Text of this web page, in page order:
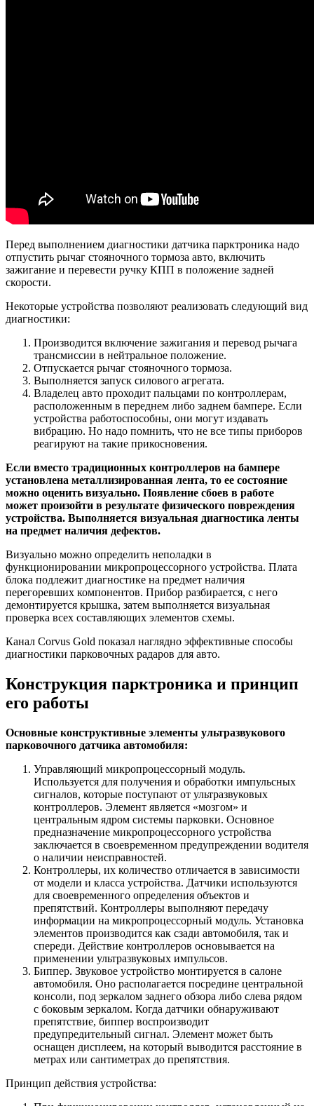
Перед выполнением диагностики датчика парктроника надо
отпустить рычаг стояночного тормоза авто, включить
зажигание и перевести ручку КПП в положение задней
скорости.
Некоторые устройства позволяют реализовать следующий вид
диагностики:
Производится включение зажигания и перевод рычага
трансмиссии в нейтральное положение.
Отпускается рычаг стояночного тормоза.
Выполняется запуск силового агрегата.
Владелец авто проходит пальцами по контроллерам,
расположенным в переднем либо заднем бампере. Если
устройства работоспособны, они могут издавать
вибрацию. Но надо помнить, что не все типы приборов
реагируют на такие прикосновения.
Если вместо традиционных контроллеров на бампере
установлена металлизированная лента, то ее состояние
можно оценить визуально. Появление сбоев в работе
может произойти в результате физического повреждения
устройства. Выполняется визуальная диагностика ленты
на предмет наличия дефектов.
Визуально можно определить неполадки в
функционировании микропроцессорного устройства. Плата
блока подлежит диагностике на предмет наличия
перегоревших компонентов. Прибор разбирается, с него
демонтируется крышка, затем выполняется визуальная
проверка всех составляющих элементов схемы.
Канал Corvus Gold показал наглядно эффективные способы
диагностики парковочных радаров для авто.
Конструкция парктроника и принцип
его работы
Основные конструктивные элементы ультразвукового
парковочного датчика автомобиля:
Управляющий микропроцессорный модуль.
Используется для получения и обработки импульсных
сигналов, которые поступают от ультразвуковых
контроллеров. Элемент является «мозгом» и
центральным ядром системы парковки. Основное
предназначение микропроцессорного устройства
заключается в своевременном предупреждении водителя
о наличии неисправностей.
Контроллеры, их количество отличается в зависимости
от модели и класса устройства. Датчики используются
для своевременного определения объектов и
препятствий. Контроллеры выполняют передачу
информации на микропроцессорный модуль. Установка
элементов производится как сзади автомобиля, так и
спереди. Действие контроллеров основывается на
применении ультразвуковых импульсов.
Биппер. Звуковое устройство монтируется в салоне
автомобиля. Оно располагается посредине центральной
консоли, под зеркалом заднего обзора либо слева рядом
с боковым зеркалом. Когда датчики обнаруживают
препятствие, биппер воспроизводит
предупредительный сигнал. Элемент может быть
оснащен дисплеем, на который выводится расстояние в
метрах или сантиметрах до препятствия.
Принцип действия устройства: